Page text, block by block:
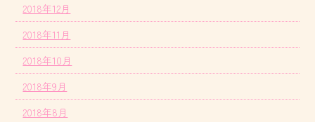
2018年12月
2018年11月
2018年10月
2018年9月
2018年8月